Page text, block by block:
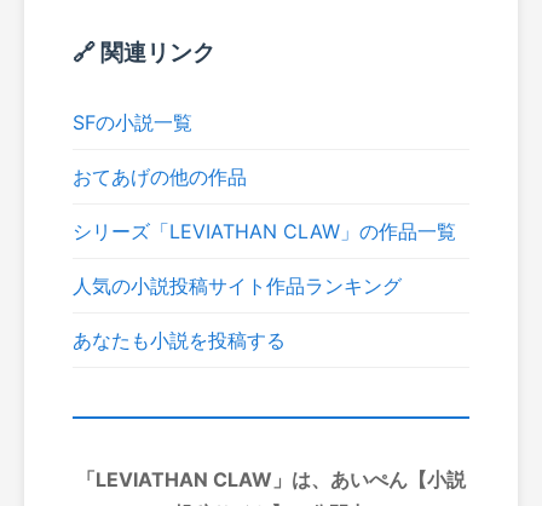
🔗 関連リンク
SFの小説一覧
おてあげの他の作品
シリーズ「LEVIATHAN CLAW」の作品一覧
人気の小説投稿サイト作品ランキング
あなたも小説を投稿する
「LEVIATHAN CLAW」は、あいぺん【小説